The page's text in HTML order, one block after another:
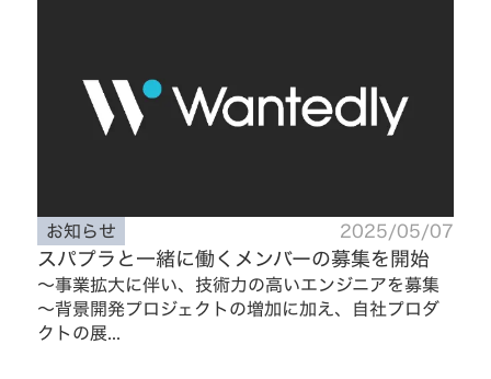
お知らせ 2025/05/07
スパプラと一緒に働くメンバーの募集を開始
～事業拡大に伴い、技術力の高いエンジニアを募集
～背景開発プロジェクトの増加に加え、自社プロダ
クトの展...